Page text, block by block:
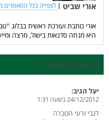
אורי שביט | לצפייה בכל המאמרים
אורי כותבת ועורכת ראשית בבלוג
היא מנחה סדנאות בישול, מרצה
2 תגובות לפוסט
יעל הגיב:
24/12/2012 בשעה 1:31
לגבי זרעי הכוברה